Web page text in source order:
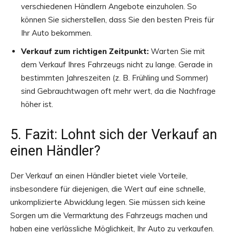
verschiedenen Händlern Angebote einzuholen. So
können Sie sicherstellen, dass Sie den besten Preis für
Ihr Auto bekommen.
Verkauf zum richtigen Zeitpunkt: Warten Sie mit
dem Verkauf Ihres Fahrzeugs nicht zu lange. Gerade in
bestimmten Jahreszeiten (z. B. Frühling und Sommer)
sind Gebrauchtwagen oft mehr wert, da die Nachfrage
höher ist.
5. Fazit: Lohnt sich der Verkauf an
einen Händler?
Der Verkauf an einen Händler bietet viele Vorteile,
insbesondere für diejenigen, die Wert auf eine schnelle,
unkomplizierte Abwicklung legen. Sie müssen sich keine
Sorgen um die Vermarktung des Fahrzeugs machen und
haben eine verlässliche Möglichkeit, Ihr Auto zu verkaufen.